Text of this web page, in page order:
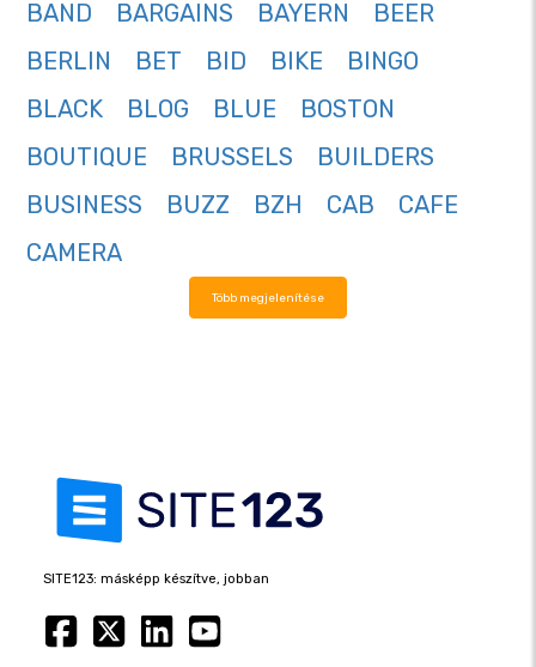
BAND
BARGAINS BAYERN
BEER
BERLIN
BET BID BIKE
BINGO
BLACK
BLOG BLUE
BOSTON
BOUTIQUE
BRUSSELS
BUILDERS
BUSINESS
BUZZ BZH CAB
CAFE
CAMERA
Több megjelenítése
SITE123: másképp készítve, jobban